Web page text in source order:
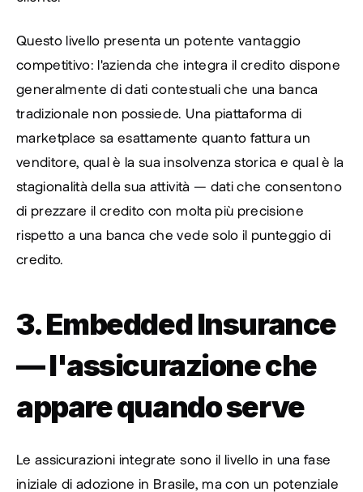
Questo livello presenta un potente vantaggio
competitivo: l'azienda che integra il credito dispone
generalmente di dati contestuali che una banca
tradizionale non possiede. Una piattaforma di
marketplace sa esattamente quanto fattura un
venditore, qual è la sua insolvenza storica e qual è la
stagionalità della sua attività — dati che consentono
di prezzare il credito con molta più precisione
rispetto a una banca che vede solo il punteggio di
credito.
3. Embedded Insurance
— l'assicurazione che
appare quando serve
Le assicurazioni integrate sono il livello in una fase
iniziale di adozione in Brasile, ma con un potenziale